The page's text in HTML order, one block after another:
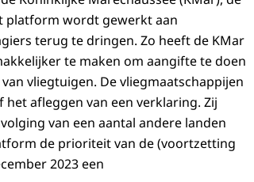
platform wordt gewerkt aan
terug te dringen. Zo heeft de KMar
te maken om aangifte te doen
vliegtuigen. De vliegmaatschappijen
afleggen van een verklaring. Zij
van een aantal andere landen
de prioriteit van de (voortzetting
2023 een